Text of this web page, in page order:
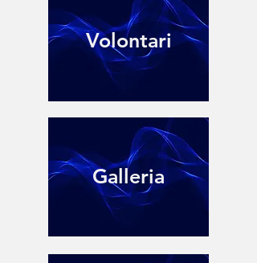
Volontari
Galleria